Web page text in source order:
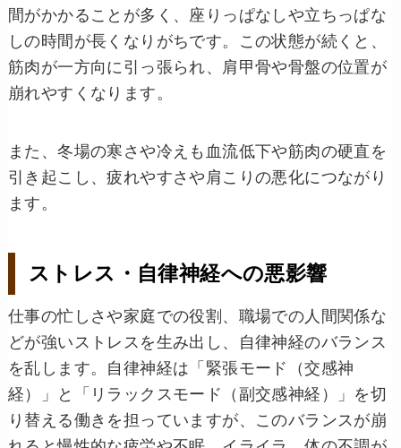
間がかかることが多く、座りっぱなしや立ちっぱな
しの時間が長くなりがちです。この状態が続くと、
筋肉が一方向に引っ張られ、肩甲骨や骨盤の位置が
崩れやすくなります。
また、冬場の寒さや冷えも血流低下や筋肉の硬直を
引き起こし、疲れやすさや肩こりの悪化につながり
ます。
ストレス・自律神経への悪影響
仕事の忙しさや家庭での役割、職場での人間関係な
どが強いストレスを生み出し、自律神経のバランス
を乱します。自律神経は「緊張モード（交感神
経）」と「リラックスモード（副交感神経）」を切
り替える働きを担っていますが、このバランスが崩